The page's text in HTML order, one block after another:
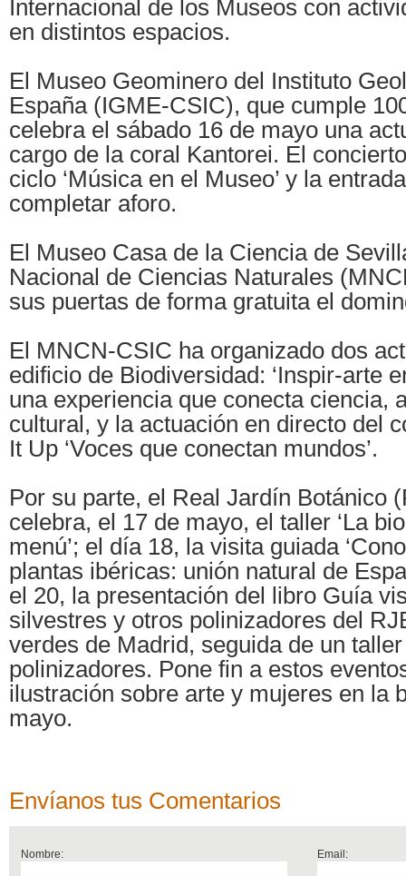
Internacional de los Museos con
en distintos espacios.
El Museo Geominero del Instituto
España (IGME-CSIC), que cumple
celebra el sábado 16 de mayo una
cargo de la coral Kantorei. El
ciclo ‘Música en el Museo’ y la
completar aforo.
El Museo Casa de la Ciencia de
Nacional de Ciencias Naturales
sus puertas de forma gratuita el
El MNCN-CSIC ha organizado dos
edificio de Biodiversidad: ‘Inspir-arte
una experiencia que conecta ciencia,
cultural, y la actuación en directo del
It Up ‘Voces que conectan mundos’.
Por su parte, el Real Jardín Botánico
celebra, el 17 de mayo, el taller ‘La
menú’; el día 18, la visita guiada
plantas ibéricas: unión natural de
el 20, la presentación del libro Guía
silvestres y otros polinizadores del
verdes de Madrid, seguida de un
polinizadores. Pone fin a estos
ilustración sobre arte y mujeres en la
mayo.
Envíanos tus Comentarios
Nombre: Email: